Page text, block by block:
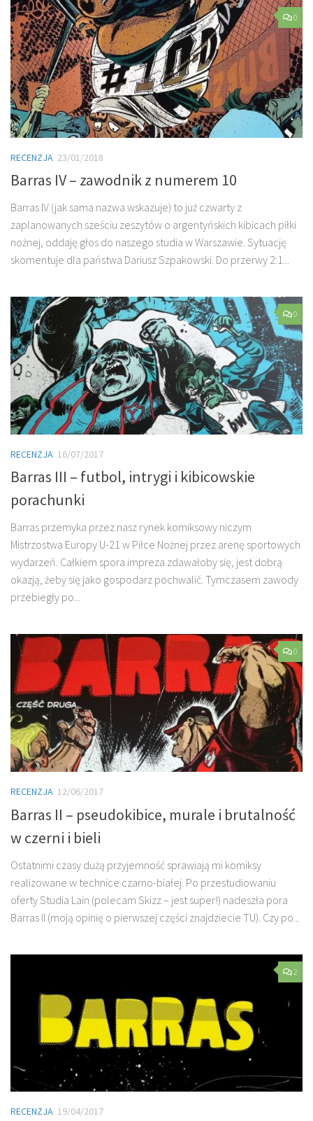
0
RECENZJA 23/01/2018
Barras IV – zawodnik z numerem 10
Barras IV (jak sama nazwa wskazuje) to już czwarty z
zaplanowanych sześciu zeszytów o argentyńskich kibicach piłki
nożnej, oddaję głos do naszego studia w Warszawie. Sytuację
skomentuje dla państwa Dariusz Szpakowski. Do przerwy 2:1...
0
RECENZJA 16/07/2017
Barras III – futbol, intrygi i kibicowskie
porachunki
Barras przemyka przez nasz rynek komiksowy niczym
Mistrzostwa Europy U-21 w Piłce Nożnej przez arenę sportowych
wydarzeń. Całkiem spora impreza zdawałoby się, jest dobrą
okazją, żeby się jako gospodarz pochwalić. Tymczasem zawody
przebiegły po...
0
RECENZJA 12/06/2017
Barras II – pseudokibice, murale i brutalność
w czerni i bieli
Ostatnimi czasy dużą przyjemność sprawiają mi komiksy
realizowane w technice czarno-białej. Po przestudiowaniu
oferty Studia Lain (polecam Skizz – jest super!) nadeszła pora
Barras II (moją opinię o pierwszej części znajdziecie TU). Czy po...
2
RECENZJA 19/04/2017